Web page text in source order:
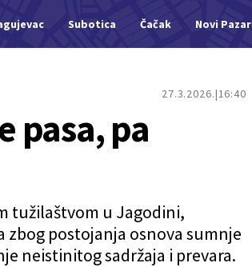
Subotica Čačak Novi Pazar
27.3.2026. 16:40
pasa, pa
tužilaštvom u Jagodini,
zbog postojanja osnova sumnje
neistinitog sadržaja i prevara.